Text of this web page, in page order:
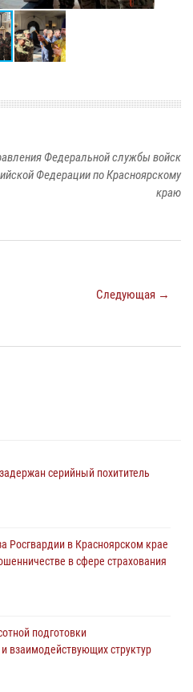
Федеральной службы войск
Федерации по Красноярскому
краю
Следующая →
серийный похититель
Росгвардии в Красноярском крае
в сфере страхования
подготовки
взаимодействующих структур